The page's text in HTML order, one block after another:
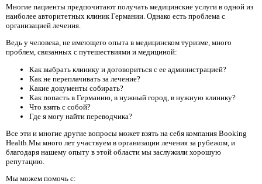
Многие пациенты предпочитают получать медицинские услуги в одной из
наиболее авторитетных клиник Германии. Однако есть проблема с
организацией лечения.
Ведь у человека, не имеющего опыта в медицинском туризме, много
проблем, связанных с путешествиями и медициной:
Как выбрать клинику и договориться с ее администрацией?
Как не переплачивать за лечение?
Какие документы собирать?
Как попасть в Германию, в нужный город, в нужную клинику?
Что взять с собой?
Где я могу найти переводчика?
Все эти и многие другие вопросы может взять на себя компания Booking
Health.Мы много лет участвуем в организации лечения за рубежом, и
благодаря нашему опыту в этой области мы заслужили хорошую
репутацию.
Мы можем помочь с: